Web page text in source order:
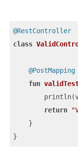
@RestController
class
@PostMapping
fun
return
    }
}